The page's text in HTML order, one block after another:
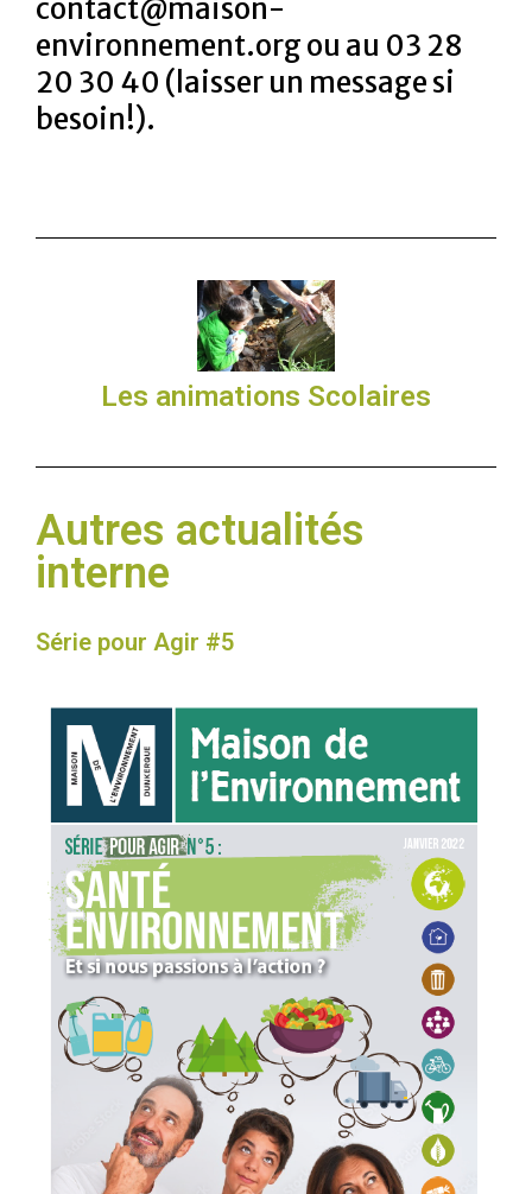
contact@maison-
environnement.org ou au 03 28
20 30 40 (laisser un message si
besoin!).
Les animations Scolaires
Autres actualités
interne
Série pour Agir #5